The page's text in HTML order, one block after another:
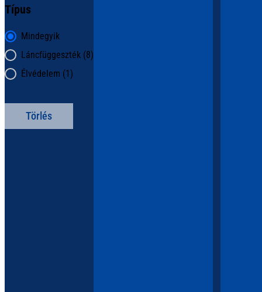
Típus
TípusMindegyik
Láncfüggeszték (8)
Élvédelem (1)
Törlés